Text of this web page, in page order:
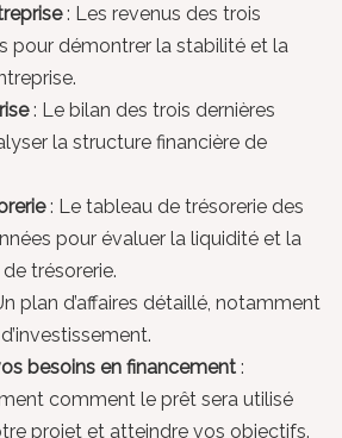
: Les revenus des trois
pour démontrer la stabilité et la
: Le bilan des trois dernières
la structure financière de
: Le tableau de trésorerie des
pour évaluer la liquidité et la
trésorerie.
plan d’affaires détaillé, notamment
besoins en financement :
comment le prêt sera utilisé
projet et atteindre vos objectifs.